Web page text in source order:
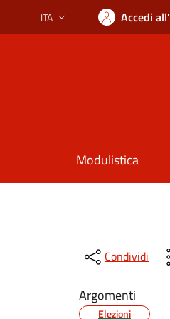
Lingua attiva:
ITA Accedi
Modulistica
Condividi
Argomenti
Elezioni